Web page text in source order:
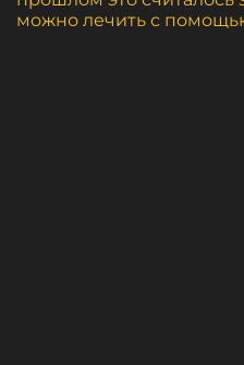
можно лечить с